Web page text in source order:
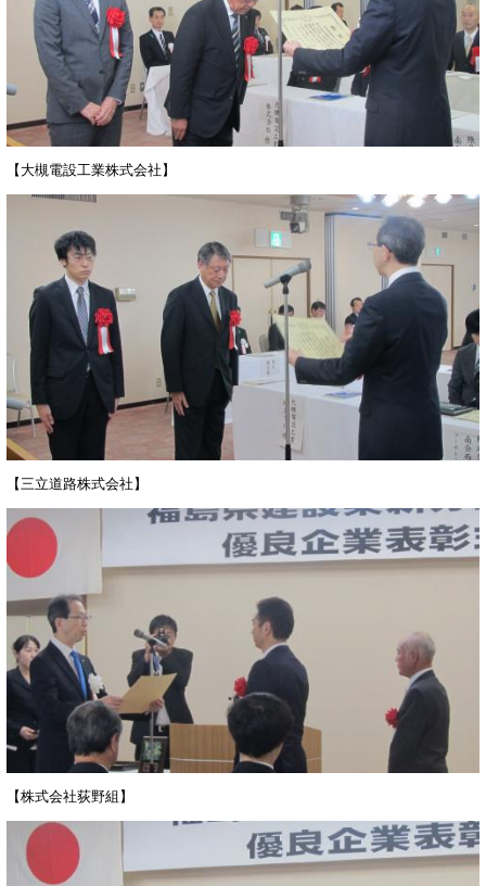
【大槻電設工業株式会社】
【三立道路株式会社】
【株式会社荻野組】